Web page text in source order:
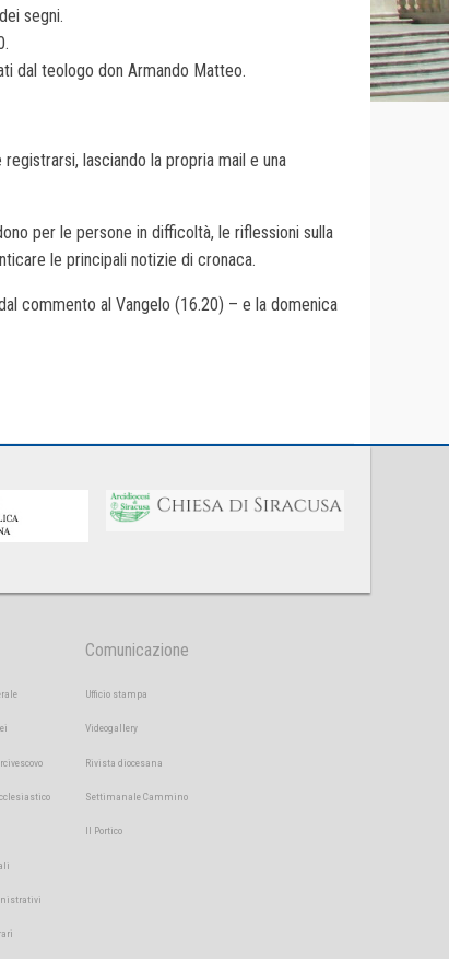
segni.
dal teologo don Armando Matteo.
registrarsi, lasciando la propria mail e una
per le persone in difficoltà, le riflessioni sulla
le principali notizie di cronaca.
commento al Vangelo (16.20) – e la domenica
Comunicazione
Ufficio stampa
Videogallery
Rivista diocesana
Settimanale Cammino
Il Portico